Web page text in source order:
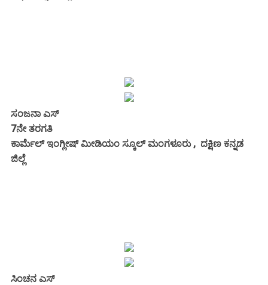
ಸಂಜನಾ ಎಸ್
7ನೇ ತರಗತಿ
ಕಾರ್ಮೆಲ್ ಇಂಗ್ಲೀಷ್ ಮೀಡಿಯಂ ಸ್ಕೂಲ್ ಮಂಗಳೂರು , ದಕ್ಷಿಣ ಕನ್ನಡ
ಜಿಲ್ಲೆ
ಸಿಂಚನ ಎಸ್